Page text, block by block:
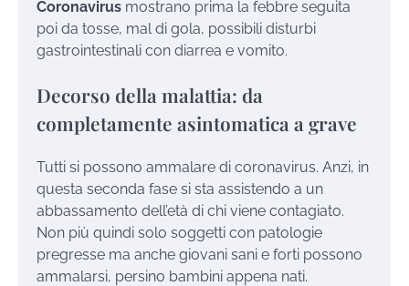
Coronavirus mostrano prima la febbre seguita
poi da tosse, mal di gola, possibili disturbi
gastrointestinali con diarrea e vomito.
Decorso della malattia: da
completamente asintomatica a grave
Tutti si possono ammalare di coronavirus. Anzi, in
questa seconda fase si sta assistendo a un
abbassamento dell’età di chi viene contagiato.
Non più quindi solo soggetti con patologie
pregresse ma anche giovani sani e forti possono
ammalarsi, persino bambini appena nati.